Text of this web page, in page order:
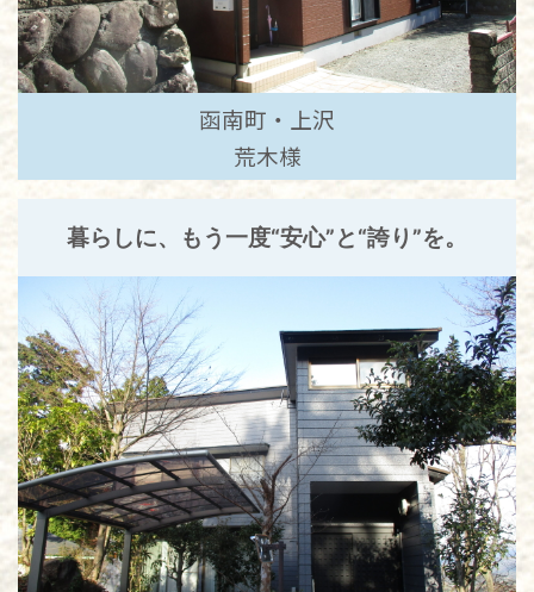
函南町・上沢
荒木様
暮らしに、もう一度“安心”と“誇り”を。